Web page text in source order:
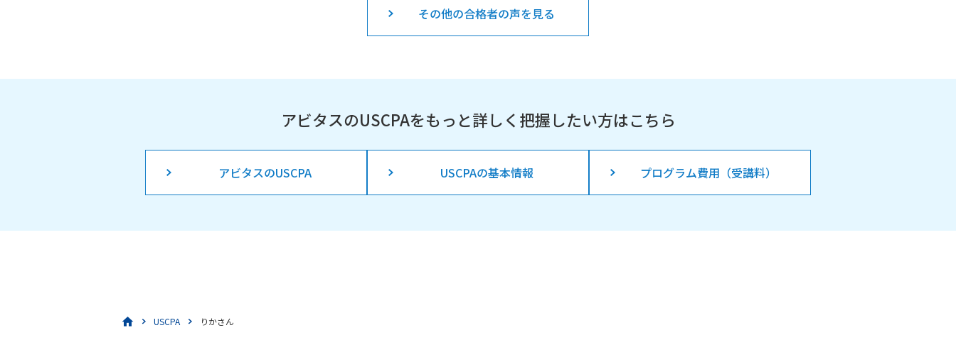
その他の合格者の声を見る
アビタスのUSCPAをもっと詳しく把握したい方はこちら
アビタスのUSCPA USCPAの基本情報 プログラム費用（受講料）
USCPA りかさん